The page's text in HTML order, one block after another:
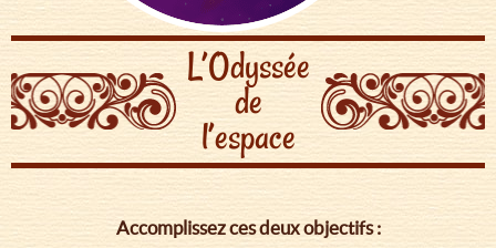
L’Odyssée
de
l’espace
Accomplissez ces deux objectifs :